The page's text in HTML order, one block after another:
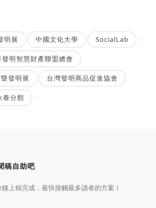
明展 中國文化大學 SocialLab
發明智慧財產聯盟總會
發明展 台灣發明商品促進協會
春分館
稿自助吧
上稿完成，最快接觸最多讀者的方案！